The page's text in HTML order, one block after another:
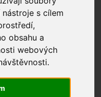
s cílem
obsahu a
webových
pá so
31. 1.
7. 8.